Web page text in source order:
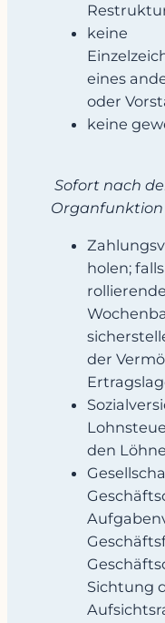
keine
eines
oder
keine
Sofort nach
Organfunktion
holen;
der
den
Sichtung